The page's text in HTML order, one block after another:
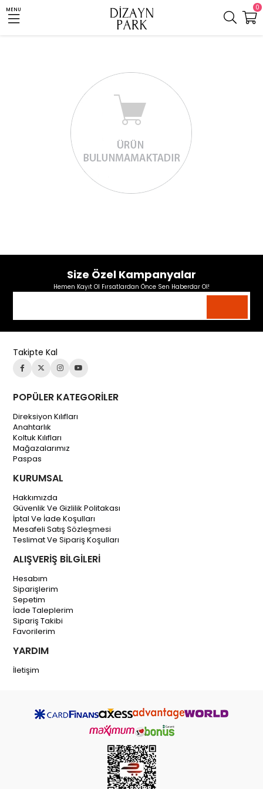
MENU 0
Size Özel Kampanyalar
Hemen Kayıt Ol Fırsatlardan Önce Sen Haberdar Ol!
Takipte Kal
POPÜLER KATEGORİLER
Direksiyon Kılıfları
Anahtarlık
Koltuk Kılıfları
Mağazalarımız
Paspas
KURUMSAL
Hakkımızda
Güvenlik Ve Gizlilik Politakası
İptal Ve İade Koşulları
Mesafeli Satış Sözleşmesi
Teslimat Ve Sipariş Koşulları
ALIŞVERİŞ BİLGİLERİ
Hesabım
Siparişlerim
Sepetim
İade Taleplerim
Sipariş Takibi
Favorilerim
YARDIM
İletişim